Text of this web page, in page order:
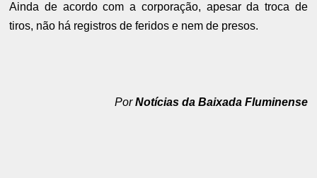
Ainda de acordo com a corporação, apesar da troca de
tiros, não há registros de feridos e nem de presos.
PorNotícias da Baixada Fluminense